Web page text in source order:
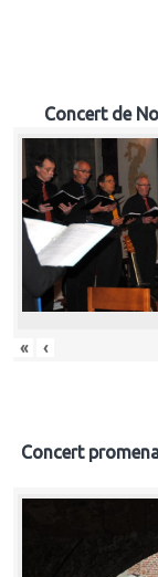
Concert de
« ‹
Concert